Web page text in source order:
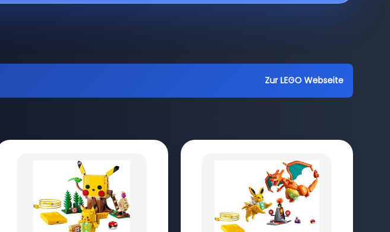
Zur LEGO Webseite